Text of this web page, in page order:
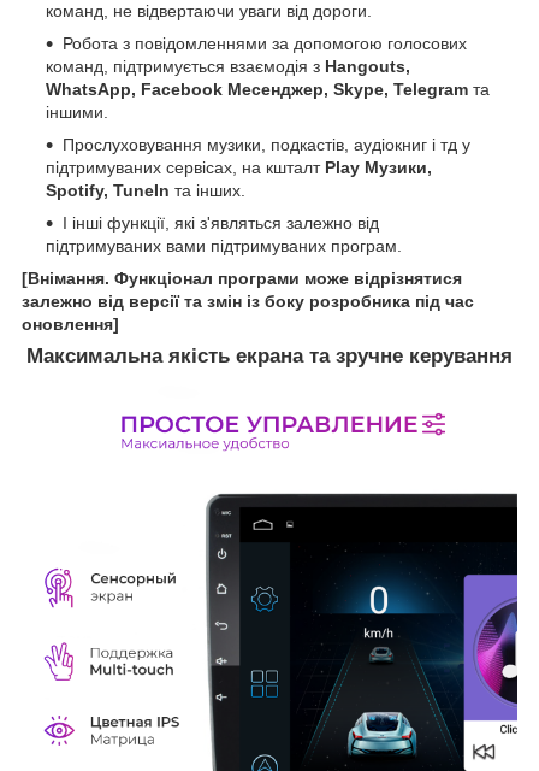
команд, не відвертаючи уваги від дороги.
Робота з повідомленнями за допомогою голосових
команд, підтримується взаємодія з Hangouts,
WhatsApp, Facebook Месенджер, Skype, Telegram та
іншими.
Прослуховування музики, подкастів, аудіокниг і тд у
підтримуваних сервісах, на кшталт Play Музики,
Spotify, TuneIn та інших.
І інші функції, які з'являться залежно від
підтримуваних вами підтримуваних програм.
[Внімання. Функціонал програми може відрізнятися
залежно від версії та змін із боку розробника під час
оновлення]
Максимальна якість екрана та зручне керування